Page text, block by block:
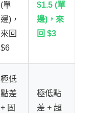
(單
邊)，
來回
$6
$1.5 (單
邊)，來
回 $3
極低
點差
+ 固
極低點
差 + 超